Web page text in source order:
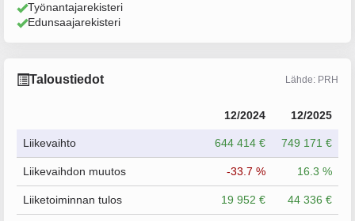
Työnantajarekisteri
Edunsaajarekisteri
Taloustiedot Lähde: PRH
12/2024 12/2025
Liikevaihto 644 414 € 749 171 €
Liikevaihdon muutos -33.7 % 16.3 %
Liiketoiminnan tulos 19 952 € 44 336 €